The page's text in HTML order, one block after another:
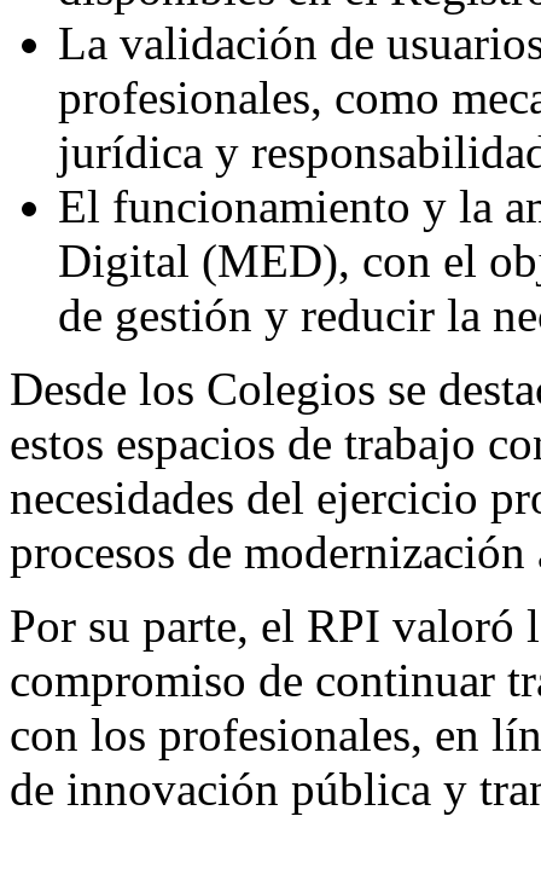
La validación de
profesionales, como
jurídica y
El funcionamiento y la
Digital (MED), con el
de gestión y reducir la
Desde los Colegios se
estos espacios de trabajo
necesidades del ejercicio
procesos de
Por su parte, el RPI valoró
compromiso de continuar
con los profesionales, en
de innovación pública y